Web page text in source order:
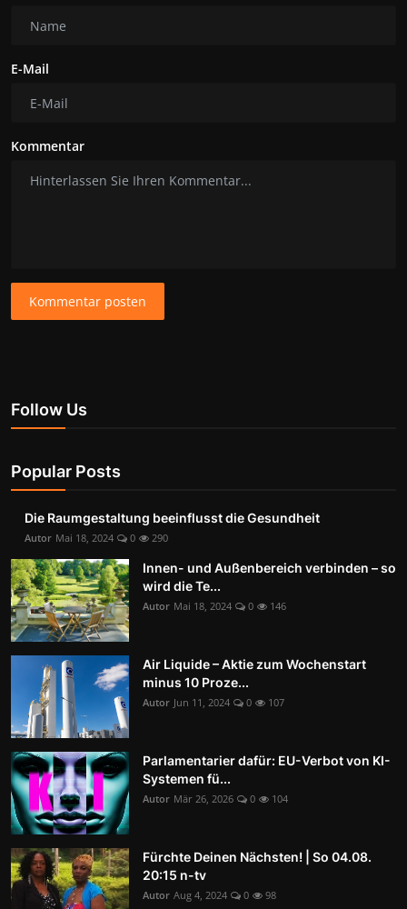
E-Mail
Kommentar
Kommentar posten
Follow Us
Popular Posts
Die Raumgestaltung beeinflusst die Gesundheit
Autor Mai 18, 2024 0 290
Innen- und Außenbereich verbinden – so
wird die Te...
Autor Mai 18, 2024 0 146
Air Liquide – Aktie zum Wochenstart
minus 10 Proze...
Autor Jun 11, 2024 0 107
Parlamentarier dafür: EU-Verbot von KI-
Systemen fü...
Autor Mär 26, 2026 0 104
Fürchte Deinen Nächsten! | So 04.08.
20:15 n-tv
Autor Aug 4, 2024 0 98